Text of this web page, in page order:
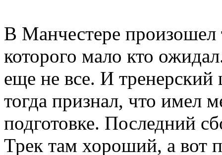
В Манчестере произошел
которого мало кто
еще не все. И
тогда признал, что имел
подготовке. Последний
Трек там хороший, а вот